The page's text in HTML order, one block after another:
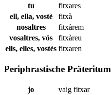
tu
fitxares
ell, ella, vostè
fitxà
nosaltres
fitxàrem
vosaltres, vós
fitxàreu
ells, elles, vostès fitxaren
Periphrastische Präteritum
jo vaig fitxar